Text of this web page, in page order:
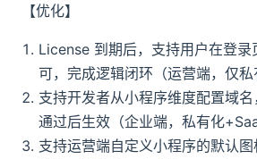
【优化】
License 到期后，支持用户在登录
可，完成逻辑闭环（运营端，仅私
支持开发者从小程序维度配置域
通过后生效（企业端，私有化
支持运营端自定义小程序的默认